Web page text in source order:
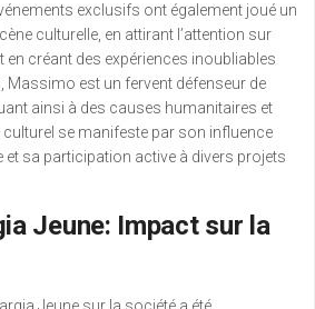
exclusifs ont également joué un
culturelle, en attirant l’attention sur
en créant des expériences inoubliables
Massimo est un fervent défenseur de
ainsi à des causes humanitaires et
se manifeste par son influence
et sa participation active à divers projets
Jeune: Impact sur la